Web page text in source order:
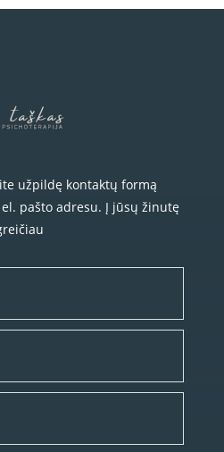
užpildę kontaktų formą
pašto adresu. Į jūsų žinutę